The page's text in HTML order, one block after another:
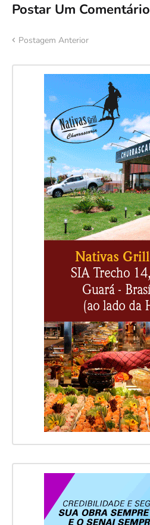
Postar Um Comentário
Postagem Anterior